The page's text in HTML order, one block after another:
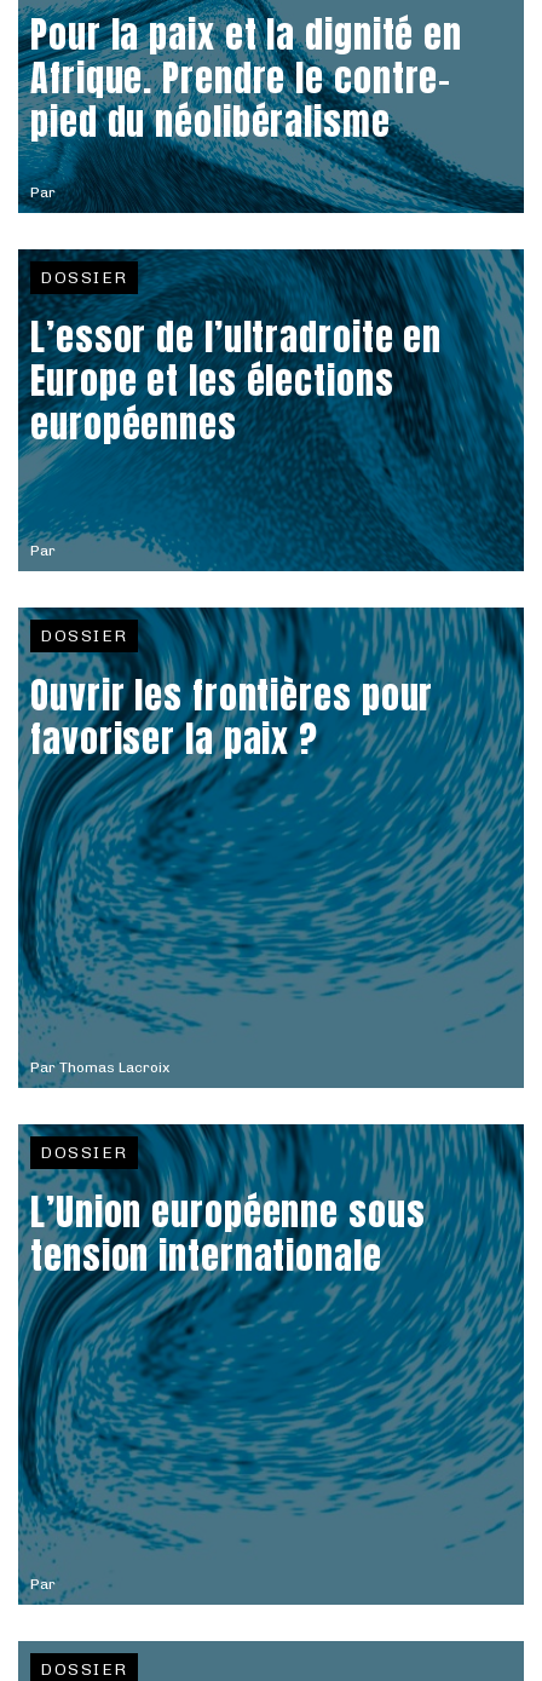
Par
Pour la paix et la dignité en
Afrique. Prendre le contre-
pied du néolibéralisme
Par
DOSSIER
L’essor de l’ultradroite en
Europe et les élections
européennes
ParThomas Lacroix
DOSSIER
Ouvrir les frontières pour
favoriser la paix ?
Par
DOSSIER
L’Union européenne sous
tension internationale
DOSSIER